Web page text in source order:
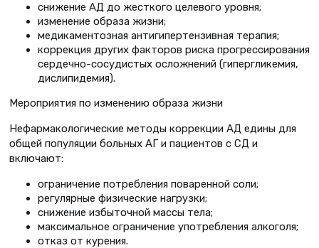
снижение АД до жесткого целевого уровня;
изменение образа жизни;
медикаментозная антигипертензивная терапия;
коррекция других факторов риска прогрессирования
сердечно-сосудистых осложнений (гипергликемия,
дислипидемия).
Мероприятия по изменению образа жизни
Нефармакологические методы коррекции АД едины для
общей популяции больных АГ и пациентов с СД и
включают:
ограничение потребления поваренной соли;
регулярные физические нагрузки;
снижение избыточной массы тела;
максимальное ограничение употребления алкоголя;
отказ от курения.